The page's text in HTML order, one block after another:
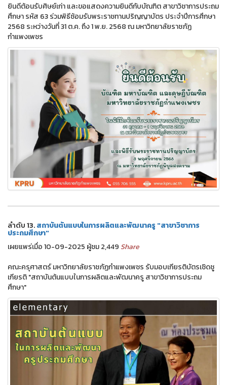
ยินดีต้อนรับศิษย์เก่า และขอแสดงความยินดีกับบัณฑิต สาขาวิชาการประถม
ศึกษา รหัส 63 ร่วมพิธีซ้อมรับพระราชทานปริญญาบัตร ประจำปีการศึกษา
2568 ระหว่างวันที่ 31 ต.ค. ถึง 1 พ.ย. 2568 ณ มหาวิทยาลัยราชภัฏ
กำแพงเพชร
ลำดับ 13.สถาบันต้นแบบในการผลิตและพัฒนาครู "สาขาวิชาการ
ประถมศึกษา"
เผยแพร่เมื่อ 10-09-2025 ผู้ชม 2,449 Share
คณะครุศาสตร์ มหาวิทยาลัยราชภัฏกำแพงเพชร รับมอบเกียรติบัตรเชิดชู
เกียรติ "สถาบันต้นแบบในการผลิตและพัฒนาครู สาขาวิชาการประถม
ศึกษา"